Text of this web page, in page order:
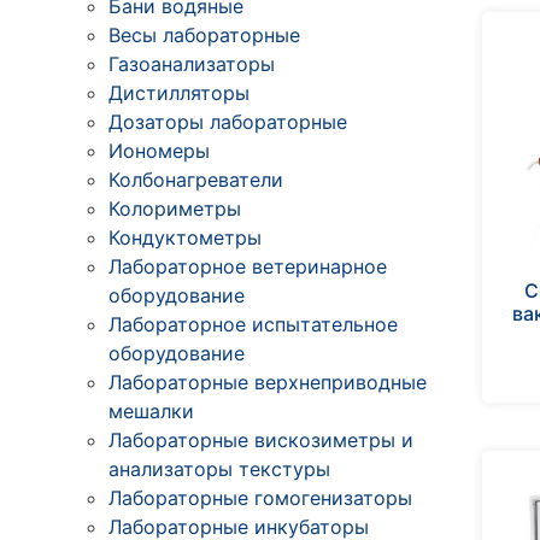
Бани водяные
Весы лабораторные
Газоанализаторы
Дистилляторы
Дозаторы лабораторные
Иономеры
Колбонагреватели
Колориметры
Кондуктометры
Лабораторное ветеринарное
оборудование
Лабораторное испытательное
оборудование
Лабораторные верхнеприводные
мешалки
Лабораторные вискозиметры и
анализаторы текстуры
Лабораторные гомогенизаторы
Лабораторные инкубаторы